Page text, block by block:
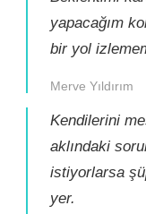
yapacağım
bir yol
Merve Yıldırım
Kendilerini
aklındaki
istiyorlarsa
yer.